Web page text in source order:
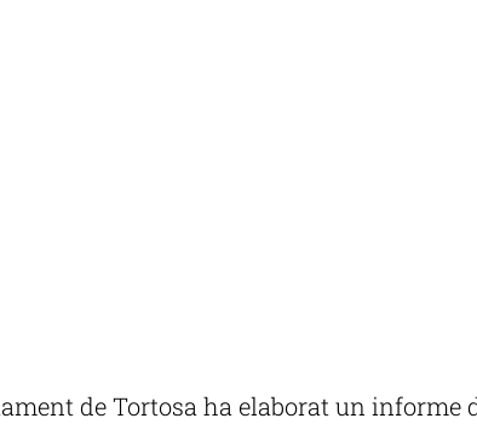
de Tortosa ha elaborat un informe